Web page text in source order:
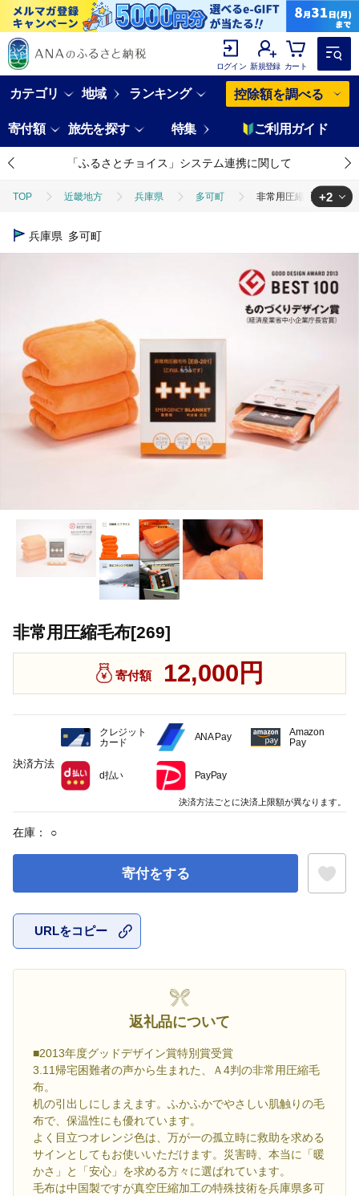
ログイン 新規登録 カート
カテゴリ 地域 ランキング 控除額を調べる
寄付額 旅先を探す 特集 ご利用ガイド
「ふるさとチョイス」システム連携に関して
TOP 近畿地方 兵庫県 多可町 非常用圧縮毛布[269]
TOP
+2
兵庫県 多可町
非常用圧縮毛布[269]
寄付額 12,000円
在庫： ○
寄付をする
URLをコピー
返礼品について
■2013年度グッドデザイン賞特別賞受賞
3.11帰宅困難者の声から生まれた、Ａ4判の非常用圧縮毛
布。
机の引出しにしまえます。ふかふかでやさしい肌触りの毛
布で、保温性にも優れています。
よく目立つオレンジ色は、万が一の孤立時に救助を求める
サインとしてもお使いいただけます。災害時、本当に「暖
かさ」と「安心」を求める方々に選ばれています。
毛布は中国製ですが真空圧縮加工の特殊技術を兵庫県多可
決済方法
クレジット
カード
ANA Pay
Amazon
Pay
d払い PayPay
決済方法ごとに決済上限額が異なります。